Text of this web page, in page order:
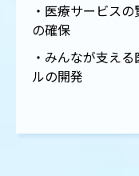
・医療サービス
の確保
・みんなが支え
ルの開発